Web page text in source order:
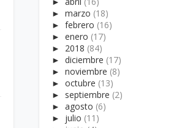
►marzo (18)
►febrero (16)
►enero (17)
► 2018 (84)
►diciembre (17)
►noviembre (8)
►octubre (13)
► septiembre (2)
►agosto (6)
► julio (11)